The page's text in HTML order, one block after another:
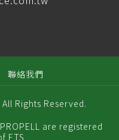
聯絡我們
All Rights Reserved.
are registered
ETS